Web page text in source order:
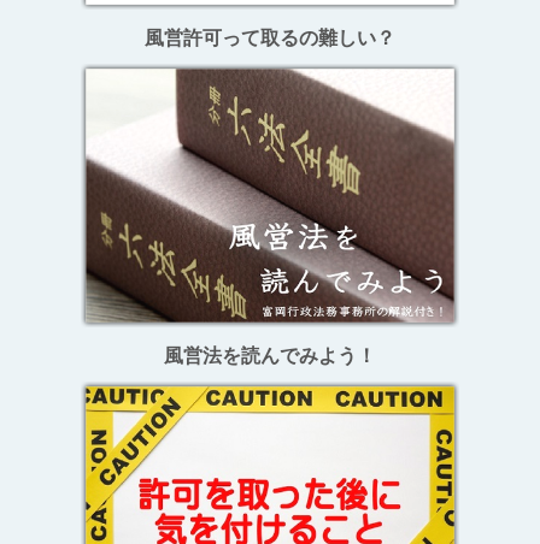
風営許可って取るの難しい？
風営法を読んでみよう！